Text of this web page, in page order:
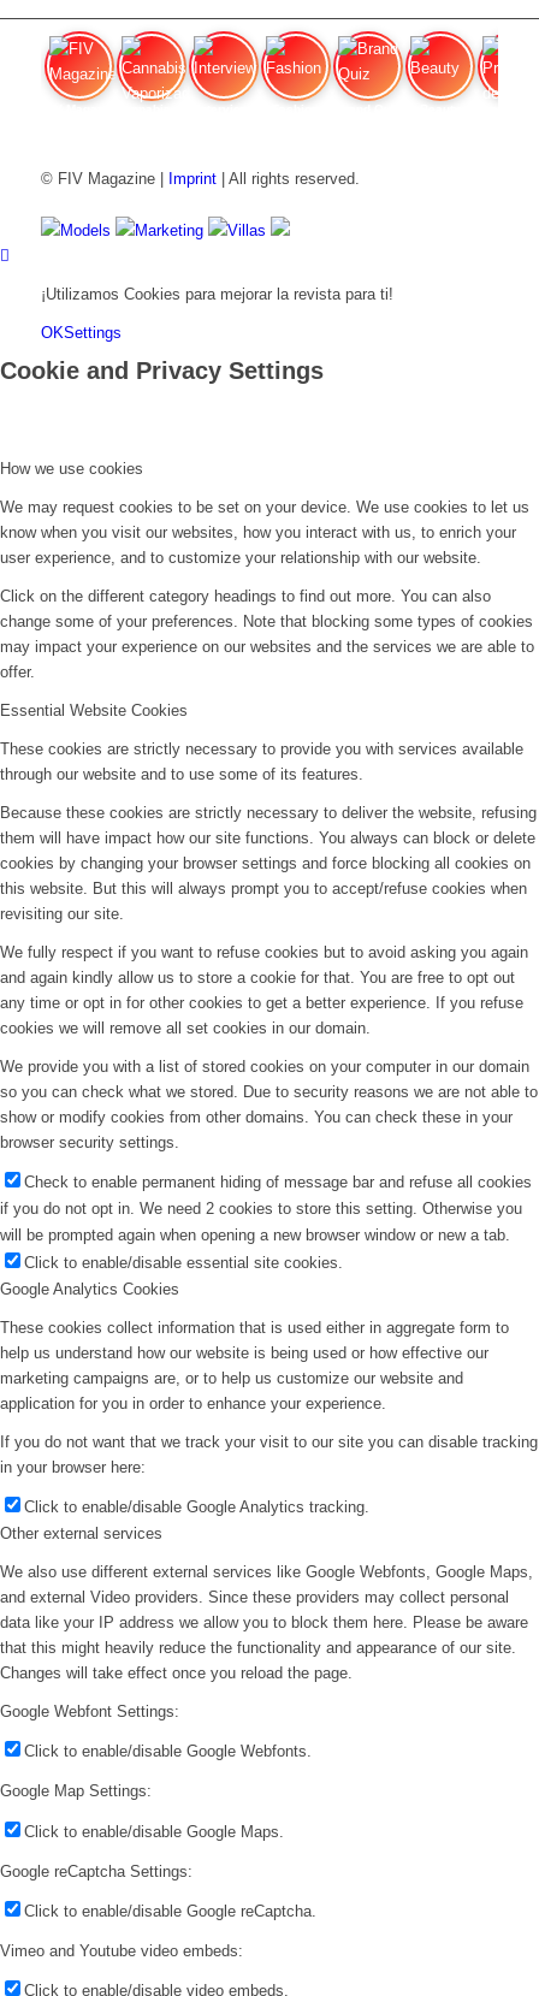
© FIV Magazine | Imprint| All rights reserved.
Models Marketing Villas
¡Utilizamos Cookies para mejorar la revista para ti!
OKSettings
Cookie and Privacy Settings
How we use cookies
We may request cookies to be set on your device. We use cookies to let us
know when you visit our websites, how you interact with us, to enrich your
user experience, and to customize your relationship with our website.
Click on the different category headings to find out more. You can also
change some of your preferences. Note that blocking some types of cookies
may impact your experience on our websites and the services we are able to
offer.
Essential Website Cookies
These cookies are strictly necessary to provide you with services available
through our website and to use some of its features.
Because these cookies are strictly necessary to deliver the website, refusing
them will have impact how our site functions. You always can block or delete
cookies by changing your browser settings and force blocking all cookies on
this website. But this will always prompt you to accept/refuse cookies when
revisiting our site.
We fully respect if you want to refuse cookies but to avoid asking you again
and again kindly allow us to store a cookie for that. You are free to opt out
any time or opt in for other cookies to get a better experience. If you refuse
cookies we will remove all set cookies in our domain.
We provide you with a list of stored cookies on your computer in our domain
so you can check what we stored. Due to security reasons we are not able to
show or modify cookies from other domains. You can check these in your
browser security settings.
Check to enable permanent hiding of message bar and refuse all cookies
if you do not opt in. We need 2 cookies to store this setting. Otherwise you
will be prompted again when opening a new browser window or new a tab.
Click to enable/disable essential site cookies.
Google Analytics Cookies
These cookies collect information that is used either in aggregate form to
help us understand how our website is being used or how effective our
marketing campaigns are, or to help us customize our website and
application for you in order to enhance your experience.
If you do not want that we track your visit to our site you can disable tracking
in your browser here:
Click to enable/disable Google Analytics tracking.
Other external services
We also use different external services like Google Webfonts, Google Maps,
and external Video providers. Since these providers may collect personal
data like your IP address we allow you to block them here. Please be aware
that this might heavily reduce the functionality and appearance of our site.
Changes will take effect once you reload the page.
Google Webfont Settings:
Click to enable/disable Google Webfonts.
Google Map Settings:
Click to enable/disable Google Maps.
Google reCaptcha Settings:
Click to enable/disable Google reCaptcha.
Vimeo and Youtube video embeds:
Click to enable/disable video embeds.